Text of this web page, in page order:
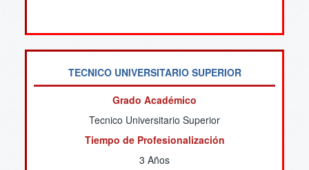
TECNICO UNIVERSITARIO SUPERIOR
Grado Académico
Tecnico Universitario Superior
Tiempo de Profesionalización
3 Años